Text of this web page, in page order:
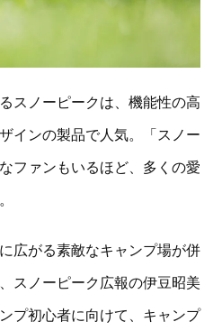
スノーピークは、機能性の高
インの製品で人気。「スノー
ファンもいるほど、多くの愛
広がる素敵なキャンプ場が併
スノーピーク広報の伊豆昭美
プ初心者に向けて、キャンプ